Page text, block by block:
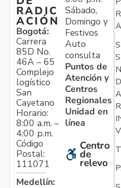
RADIC
ACIÓN
Bogotá:
Carrera
85D No.
46A – 65
Complejo
logístico
San
Cayetano
Horario:
8:00 a.m. –
4:00 p.m.
Código
Postal:
111071
Medellín:
Sábado,
Domingo y
Festivos
Auto
consulta
Puntos de
Atención y
Centros
Regionales
Unidad en
línea
Centro
de
relevo